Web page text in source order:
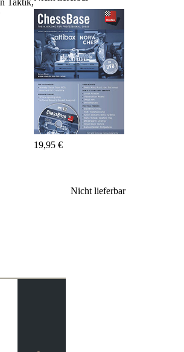
19,95 €
Taktik,
Nicht lieferbar
Training
Eröffnung
Mittelspiel
Endspiel
Master
Class
Weltmeisterschach
Fritz&Fertig
Monographie
60
Minuten
FritzTrainer
ChessBase